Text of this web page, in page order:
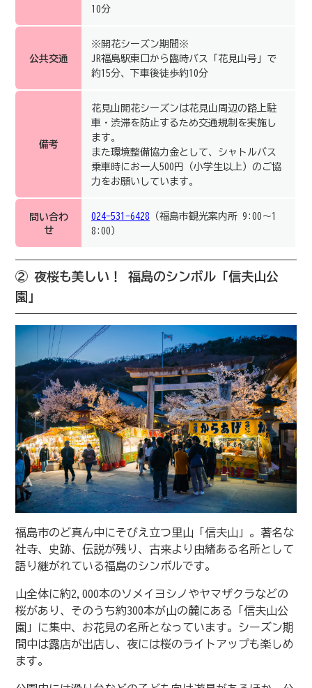
10分
公共交通
※開花シーズン期間※
JR福島駅東口から臨時バス「花見山号」で
約15分、下車後徒歩約10分
備考
花見山開花シーズンは花見山周辺の路上駐
車・渋滞を防止するため交通規制を実施し
ます。
また環境整備協力金として、シャトルバス
乗車時にお一人500円（小学生以上）のご協
力をお願いしています。
問い合わ
せ
024-531-6428 （福島市観光案内所 9:00～1
8:00）
② 夜桜も美しい！ 福島のシンボル「信夫山公
園」
福島市のど真ん中にそびえ立つ里山「信夫山」。著名な
社寺、史跡、伝説が残り、古来より由緒ある名所として
語り継がれている福島のシンボルです。
山全体に約2,000本のソメイヨシノやヤマザクラなどの
桜があり、そのうち約300本が山の麓にある「信夫山公
園」に集中、お花見の名所となっています。シーズン期
間中は露店が出店し、夜には桜のライトアップも楽しめ
ます。